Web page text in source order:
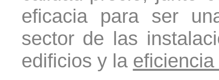
eficacia para ser
sector de las
edificios y la